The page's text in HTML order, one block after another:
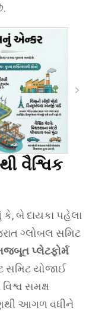
વૈશ્વિક
બે દાયકા પહેલા
ગ્લોબલ સમિટ
પ્લેટફોર્મ
સમિટ યોજાઈ
સમક્ષ
આગળ વધીને